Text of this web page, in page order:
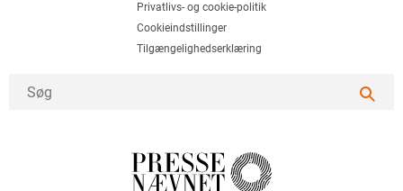
Privatlivs- og cookie-politik
Cookieindstillinger
Tilgængelighedserklæring